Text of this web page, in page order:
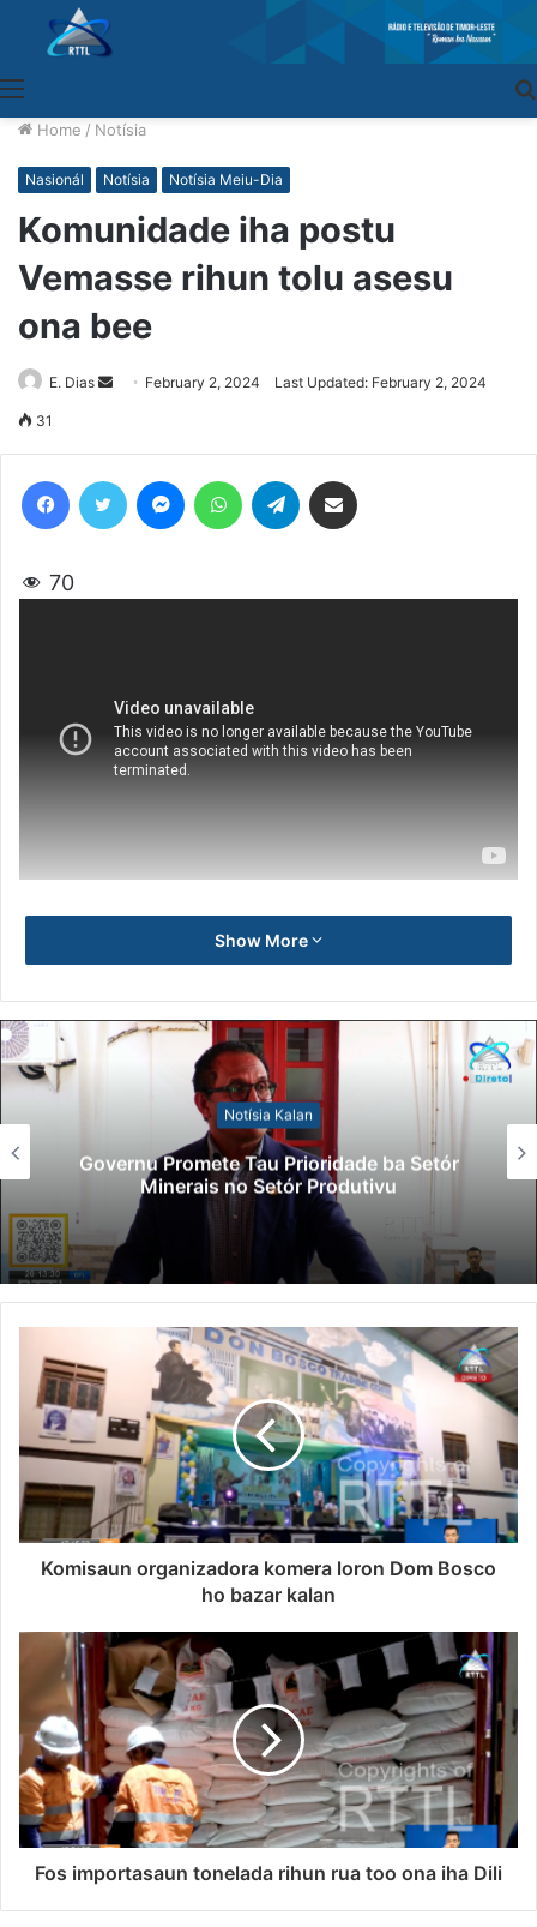
Home / Notísia
Nasionál Notísia Notísia Meiu-Dia
Komunidade iha postu
Vemasse rihun tolu asesu
ona bee
E. Dias
SendFebruary 2, 2024 Last Updated: February 2, 2024
31
70
Show More
Notísia Kalan
Governu Promete Tau Prioridade ba Setór
Minerais no Setór Produtivu
Komisaun organizadora komera loron Dom Bosco
ho bazar kalan
Fos importasaun tonelada rihun rua too ona iha Dili